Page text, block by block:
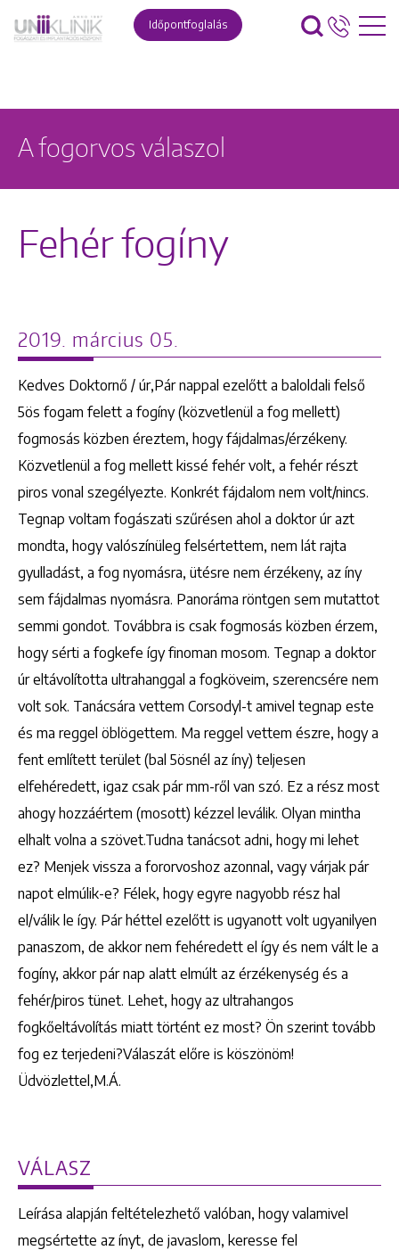
Időpontfoglalás
A fogorvos válaszol
Fehér fogíny
2019. március 05.
Kedves Doktornő / úr,Pár nappal ezelőtt a baloldali felső
5ös fogam felett a fogíny (közvetlenül a fog mellett)
fogmosás közben éreztem, hogy fájdalmas/érzékeny.
Közvetlenül a fog mellett kissé fehér volt, a fehér részt
piros vonal szegélyezte. Konkrét fájdalom nem volt/nincs.
Tegnap voltam fogászati szűrésen ahol a doktor úr azt
mondta, hogy valószínüleg felsértettem, nem lát rajta
gyulladást, a fog nyomásra, ütésre nem érzékeny, az íny
sem fájdalmas nyomásra. Panoráma röntgen sem mutattot
semmi gondot. Továbbra is csak fogmosás közben érzem,
hogy sérti a fogkefe így finoman mosom. Tegnap a doktor
úr eltávolította ultrahanggal a fogköveim, szerencsére nem
volt sok. Tanácsára vettem Corsodyl-t amivel tegnap este
és ma reggel öblögettem. Ma reggel vettem észre, hogy a
fent említett terület (bal 5ösnél az íny) teljesen
elfehéredett, igaz csak pár mm-ről van szó. Ez a rész most
ahogy hozzáértem (mosott) kézzel leválik. Olyan mintha
elhalt volna a szövet.Tudna tanácsot adni, hogy mi lehet
ez? Menjek vissza a fororvoshoz azonnal, vagy várjak pár
napot elmúlik-e? Félek, hogy egyre nagyobb rész hal
el/válik le így. Pár héttel ezelőtt is ugyanott volt ugyanilyen
panaszom, de akkor nem fehéredett el így és nem vált le a
fogíny, akkor pár nap alatt elmúlt az érzékenység és a
fehér/piros tünet. Lehet, hogy az ultrahangos
fogkőeltávolítás miatt történt ez most? Ön szerint tovább
fog ez terjedeni?Válaszát előre is köszönöm!
Üdvözlettel,M.Á.
VÁLASZ
Leírása alapján feltételezhető valóban, hogy valamivel
megsértette az ínyt, de javaslom, keresse fel